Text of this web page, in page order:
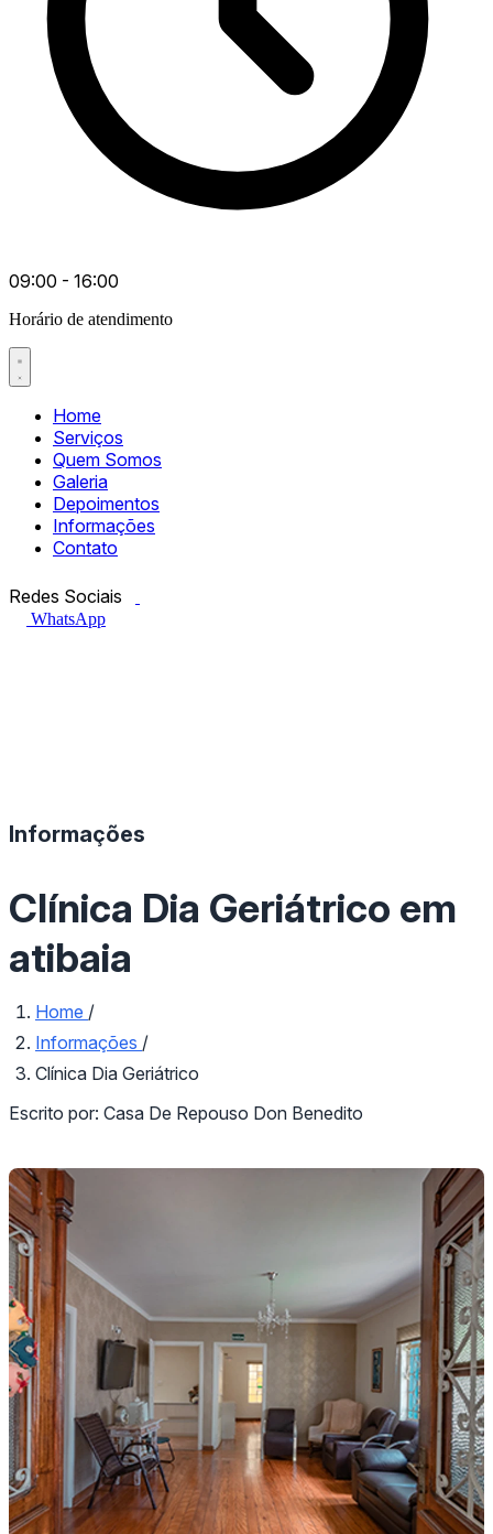
09:00 - 16:00
Horário de atendimento
Home
Serviços
Quem Somos
Galeria
Depoimentos
Informações
Contato
Redes Sociais
WhatsApp
Informações
Clínica Dia Geriátrico em
atibaia
Home /
Informações /
Clínica Dia Geriátrico
Escrito por: Casa De Repouso Don Benedito